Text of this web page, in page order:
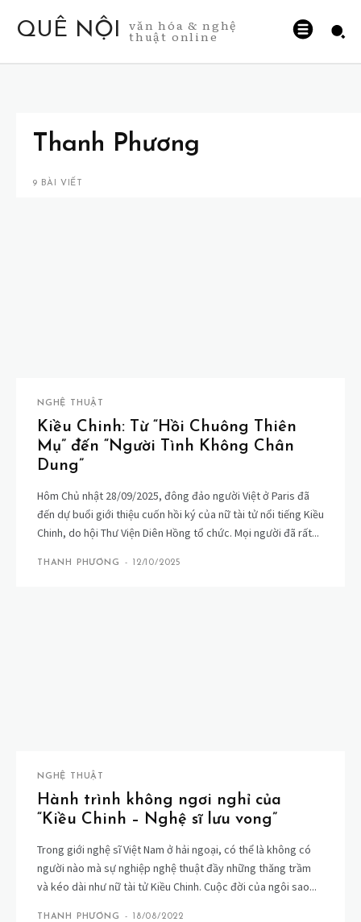
QUÊ NỘI văn hóa & nghệ
thuật online
Thanh Phương
9 BÀI VIẾT
NGHỆ THUẬT
Kiều Chinh: Từ “Hồi Chuông Thiên
Mụ” đến “Người Tình Không Chân
Dung”
Hôm Chủ nhật 28/09/2025, đông đảo người Việt ở Paris đã
đến dự buổi giới thiệu cuốn hồi ký của nữ tài tử nổi tiếng Kiều
Chinh, do hội Thư Viện Diên Hồng tổ chức. Mọi người đã rất...
THANH PHƯƠNG - 12/10/2025
NGHỆ THUẬT
Hành trình không ngơi nghỉ của
“Kiều Chinh – Nghệ sĩ lưu vong”
Trong giới nghệ sĩ Việt Nam ở hải ngoại, có thể là không có
người nào mà sự nghiệp nghệ thuật đầy những thăng trầm
và kéo dài như nữ tài tử Kiều Chinh. Cuộc đời của ngôi sao...
THANH PHƯƠNG - 18/08/2022